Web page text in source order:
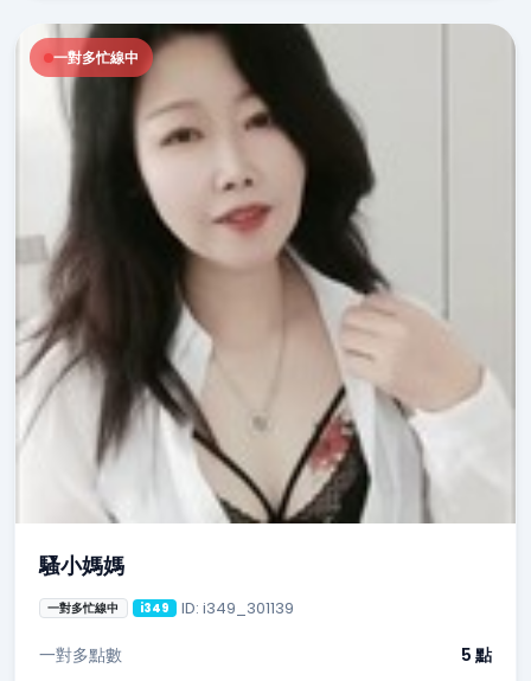
一對多忙線中
騷小媽媽
一對多忙線中 i349 ID: i349_301139
一對多點數 5 點